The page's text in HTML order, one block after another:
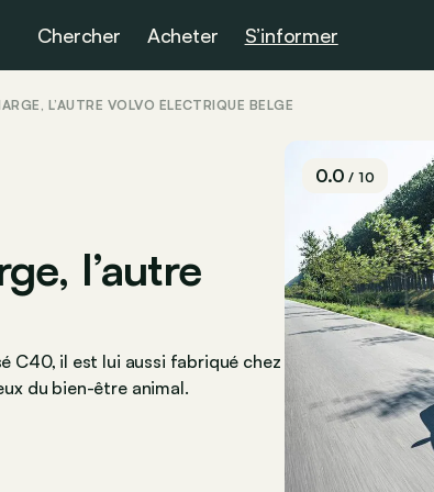
Chercher Acheter S’informer
L’AUTRE VOLVO ÉLECTRIQUE BELGE
l’autre
C40, il est lui aussi fabriqué chez
du bien-être animal.
0.0/ 10